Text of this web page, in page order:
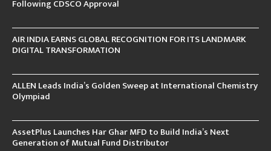
Following CDSCO Approval
AIR INDIA EARNS GLOBAL RECOGNITION FOR ITS LANDMARK
DIGITAL TRANSFORMATION
ALLEN Leads India’s Golden Sweep at International Chemistry
Olympiad
AssetPlus Launches Har Ghar MFD to Build India’s Next
Generation of Mutual Fund Distributor